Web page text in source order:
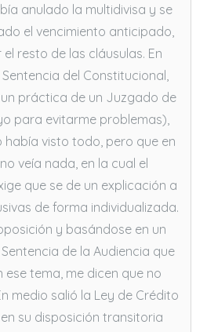
anulado la multidivisa y se
el vencimiento anticipado,
resto de las cláusulas. En
del Constitucional,
práctica de un Juzgado de
para evitarme problemas),
había visto todo, pero que en
veía nada, en la cual el
que se de un explicación a
de forma individualizada.
y basándose en un
de la Audiencia que
ese tema, me dicen que no
medio salió la Ley de Crédito
su disposición transitoria